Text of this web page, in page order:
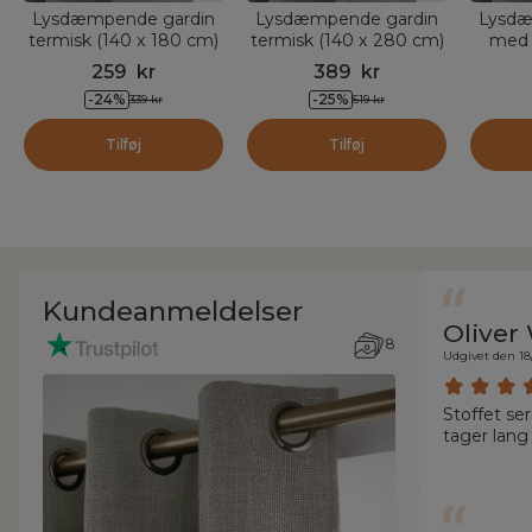
Lysdæmpende gardin
termisk (140 x 180 cm)
Alba Taupe
259 kr
-24% 339 kr
Tilføj
Lysdæmpende gardin
termisk (140 x 280 cm)
Alba Taupe
389 kr
-25% 519 kr
Tilføj
Kundeanmeldelser
8 Oliver
Udgivet den
Stoffet
tager